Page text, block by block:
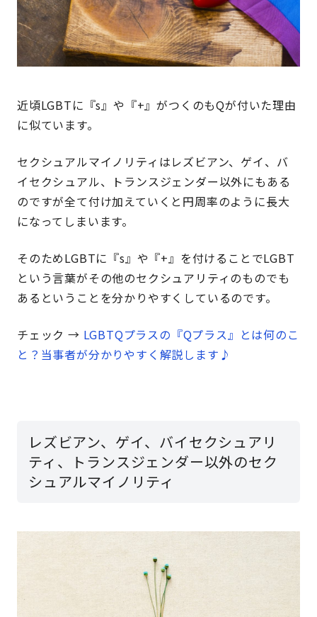
近頃LGBTに『s』や『+』がつくのもQが付いた理由
に似ています。
セクシュアルマイノリティはレズビアン、ゲイ、バ
イセクシュアル、トランスジェンダー以外にもある
のですが全て付け加えていくと円周率のように長大
になってしまいます。
そのためLGBTに『s』や『+』を付けることでLGBT
という言葉がその他のセクシュアリティのものでも
あるということを分かりやすくしているのです。
チェック → LGBTQプラスの『Qプラス』とは何のこ
と？当事者が分かりやすく解説します♪
レズビアン、ゲイ、バイセクシュアリ
ティ、トランスジェンダー以外のセク
シュアルマイノリティ